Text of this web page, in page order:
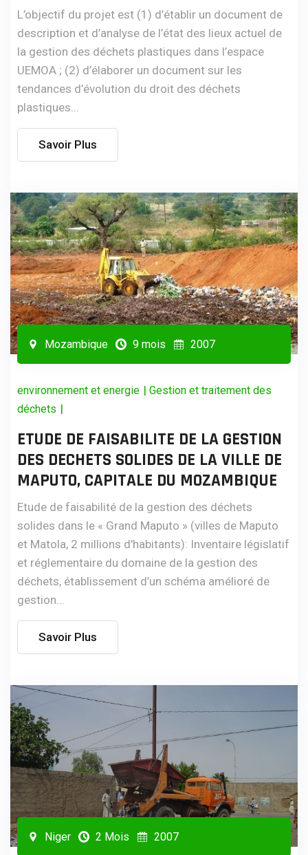
L’objectif du projet est (1) d’établir un document de
description et d’analyse de l’état des lieux actuel de
la gestion des déchets plastiques dans l’espace
UEMOA ; (2) d’élaborer un document sur les
tendances d’évolution du droit des déchets
plastiques...
Savoir Plus
Mozambique 9 mois 2007
environnement et energie | Gestion et traitement des
déchets |
ETUDE DE FAISABILITE DE LA GESTION
DES DECHETS SOLIDES DE LA VILLE DE
MAPUTO, CAPITALE DU MOZAMBIQUE
Etude de faisabilité de la gestion des déchets
solides dans le « Grand Maputo » (villes de Maputo
et Matola, 2 millions d'habitants): Inventaire législatif
et réglementaire du domaine de la gestion des
déchets, établissement d’un schéma amélioré de
gestion...
Savoir Plus
Niger 2 Mois 2007